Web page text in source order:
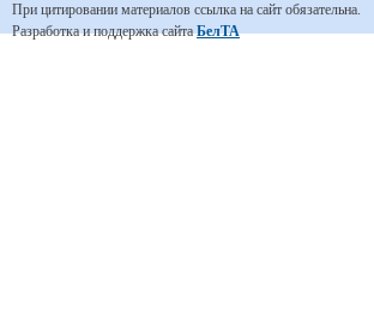
При цитировании материалов ссылка на сайт обязательна.
Разработка и поддержка сайтаБелТА